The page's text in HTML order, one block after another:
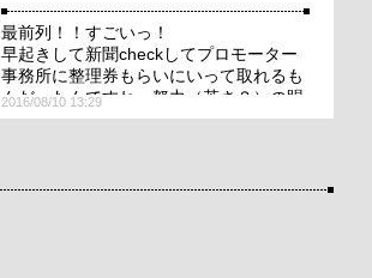
最前列！！すごいっ！
早起きして新聞checkしてプロモーター
事務所に整理券もらいにいって取れるも
んだったんですね。努力（若さ？）の賜
物だわー。
2016/08/10 13:29